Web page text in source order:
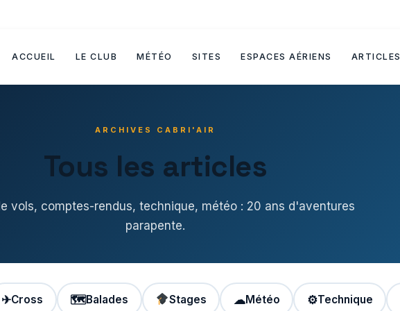
ACCUEIL LE CLUB MÉTÉO SITES ESPACES AÉRIENS ARTICLES
ARCHIVES CABRI'AIR
Tous les articles
vols, comptes-rendus, technique, météo : 20 ans d'aventures
parapente.
✈Cross 🗺Balades Stages ☁Météo ⚙Technique